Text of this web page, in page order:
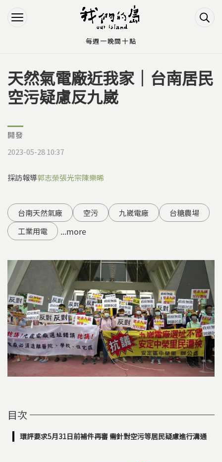
Jump to Navigation
Jump to Main content
您在這裡
天然氣電廠近我家｜台南居民
空污疑慮反九崴
開發
2023-05-28 10:37
採訪報導郭志榮張光宗陳樂晞
台南天然氣廠 空污 九崴電廠
台糖農場
工業用電
...more
目次
環評要求5月31日前補件再審 需針對空污等居民疑慮進行溝通
每週一晚間十點